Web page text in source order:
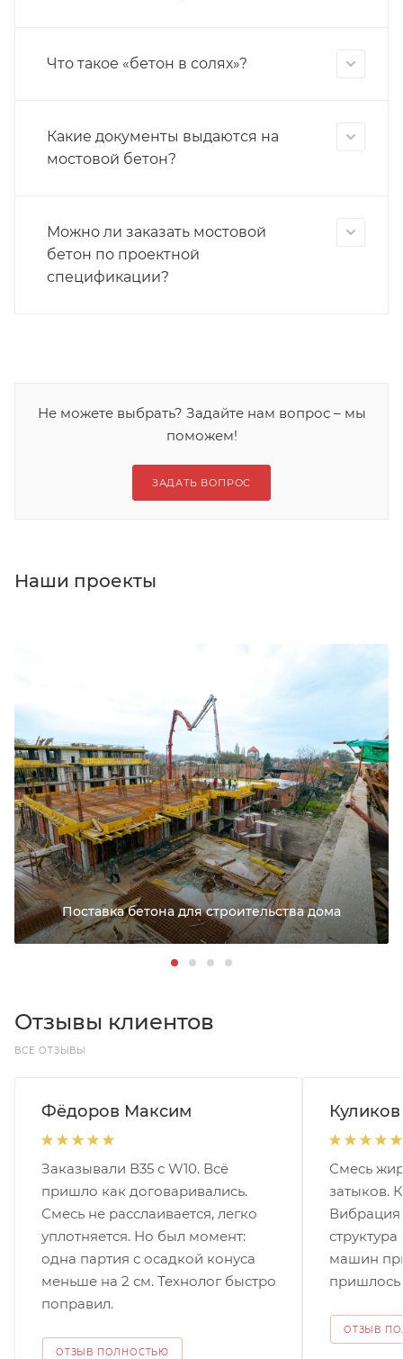
РАССЧИТАТЬ ДОСТАВКУ
Что такое «бетон в солях»?
Какие документы выдаются на
мостовой бетон?
Можно ли заказать мостовой
бетон по проектной
спецификации?
Не можете выбрать? Задайте нам вопрос – мы
поможем!
ЗАДАТЬ ВОПРОС
Наши проекты
Поставка бетона для строительства дома
Отзывы клиентов
ВСЕ ОТЗЫВЫ
Фёдоров Максим
Заказывали В35 с W10. Всё
пришло как договаривались.
Смесь не расслаивается, легко
уплотняется. Но был момент:
одна партия с осадкой конуса
меньше на 2 см. Технолог быстро
поправил.
ОТЗЫВ ПОЛНОСТЬЮ
Смесь
затыков.
машин
пришлось
ОТЗЫВ